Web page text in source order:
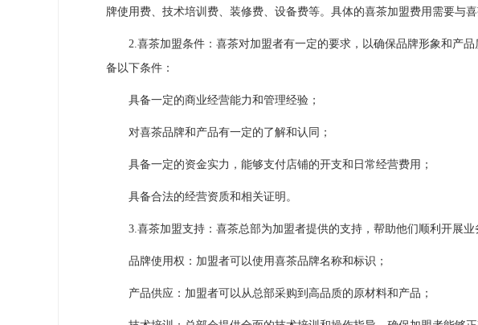
牌使用费、技术培训费、装修费、设备费等。具体的喜茶加盟费用需要与
2.喜茶加盟条件：喜茶对加盟者有一定的要求，以确保品牌形象和产品
备以下条件：
具备一定的商业经营能力和管理经验；
对喜茶品牌和产品有一定的了解和认同；
具备一定的资金实力，能够支付店铺的开支和日常经营费用；
具备合法的经营资质和相关证明。
3.喜茶加盟支持：喜茶总部为加盟者提供的支持，帮助他们顺利开展业
品牌使用权：加盟者可以使用喜茶品牌名称和标识；
产品供应：加盟者可以从总部采购到高品质的原材料和产品；